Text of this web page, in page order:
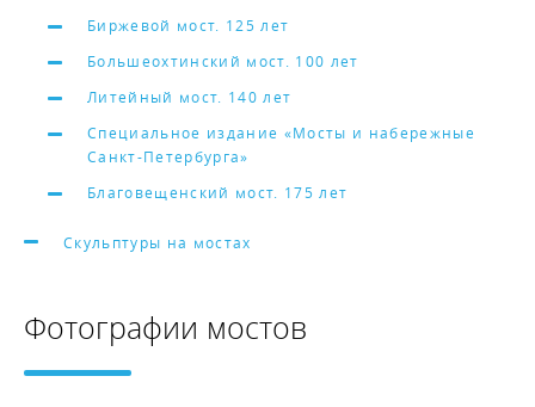
Биржевой мост. 125 лет
Большеохтинский мост. 100 лет
Литейный мост. 140 лет
Специальное издание «Мосты и набережные
Санкт-Петербурга»
Благовещенский мост. 175 лет
Скульптуры на мостах
Фотографии мостов